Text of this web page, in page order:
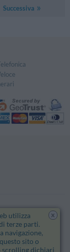
Successiva
generali
x
utilizza
terze parti.
navigazione,
sito o
scrolling dichiari